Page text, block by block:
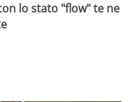
lo stato "flow" te ne